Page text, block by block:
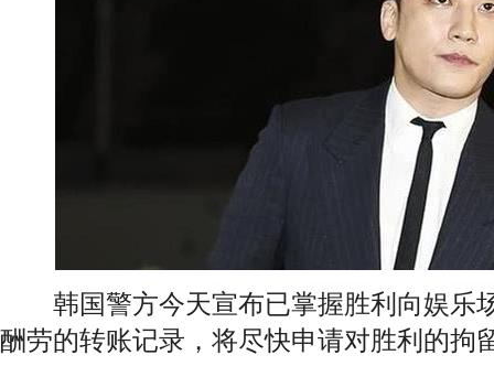
韩国警方今天宣布已掌握胜利向娱乐
酬劳的转账记录，将尽快申请对胜利的拘